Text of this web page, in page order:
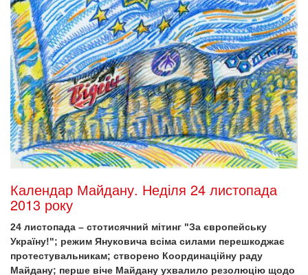
Календар Майдану. Неділя 24 листопада
2013 року
24 листопада – стотисячний мітинг "За європейську
Україну!"; режим Януковича всіма силами перешкоджає
протестувальникам; створено Координаційну раду
Майдану; перше віче Майдану ухвалило резолюцію щодо